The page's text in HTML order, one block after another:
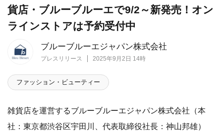
ブルーブルーエジャパン株式会社
プレスリリース 2025年9月2日 14時
貨店・ブルーブルーエで9/2～新発売！オン
ラインストアは予約受付中
ファッション・ビューティー
雑貨店を運営するブルーブルーエジャパン株式会社（本
社：東京都渋谷区宇田川、代表取締役社長：神山邦雄）